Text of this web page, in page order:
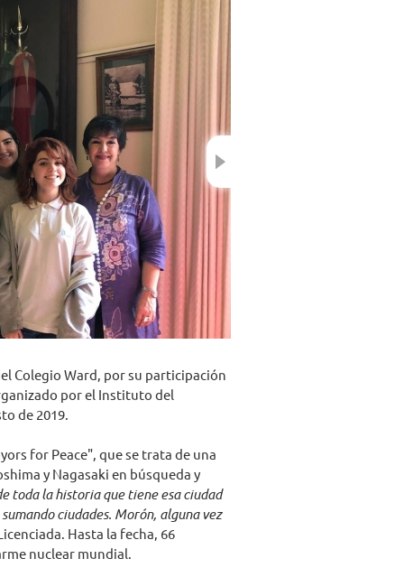
Colegio Ward, por su participación
por el Instituto del
de 2019.
for Peace", que se trata de una
y Nagasaki en búsqueda y
toda la historia que tiene esa ciudad
ciudades. Morón, alguna vez
Hasta la fecha, 66
nuclear mundial.